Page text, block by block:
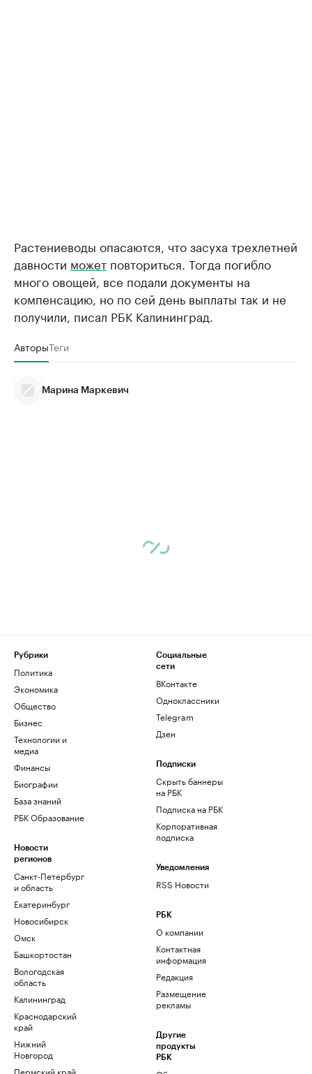
Растениеводы опасаются, что засуха трехлетней
давности может повториться. Тогда погибло
много овощей, все подали документы на
компенсацию, но по сей день выплаты так и не
получили, писал РБК Калининград.
АвторыТеги
Марина Маркевич
Рубрики
Политика
Экономика
Общество
Бизнес
Технологии и
медиа
Финансы
Биографии
База знаний
РБК Образование
Новости
регионов
Санкт-Петербург
и область
Екатеринбург
Новосибирск
Омск
Башкортостан
Вологодская
область
Калининград
Краснодарский
край
Нижний
Новгород
Пермский край
Социальные
сети
ВКонтакте
Одноклассники
Telegram
Дзен
Подписки
Скрыть баннеры
на РБК
Подписка на РБК
Корпоративная
подписка
Уведомления
RSS Новости
РБК
О компании
Контактная
информация
Редакция
Размещение
рекламы
Другие
продукты
РБК